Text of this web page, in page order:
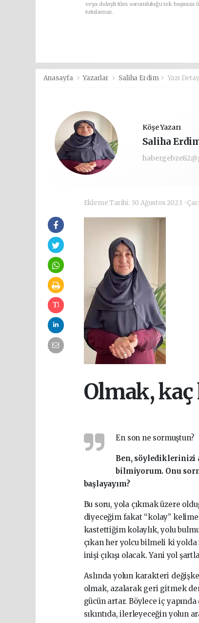
veya dolaylı tüm sorumluluğu tek
tutulamaz.
Anasayfa Yazarlar Saliha Erdim Yazı
Köşe Yazarı
Saliha
Ekleme Tarihi: 30 Ağustos 2023 -
Olmak,
En son ne sormuştun?
Ben, söylediklerinizi
bilmiyorum. Onu
başlayayım?
Bu soru, yola çıkmak üzere
diyeceğim fakat “kolay”
kastettiğim kolaylık, yolu
çıkan her yolcu bilmeli ki
inişi çıkışı olacak. Yani yol
Aslında yolun karakteri
olmak, azalarak geri gitmek
gücün artar. Böylece iç
sıkıntıda, ilerleyeceğin yolun